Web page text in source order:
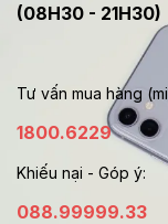
(08H30 - 21H30)
Tư vấn mua hàng
1800.6229
Khiếu nại - Góp ý:
088.99999.33